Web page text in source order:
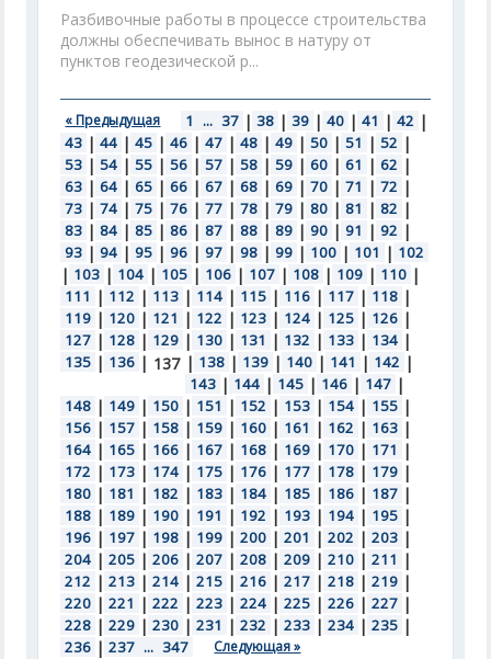
Разбивочные работы в процессе строительства
должны обеспечивать вынос в натуру от
пунктов геодезической р...
« Предыдущая 1 ... 37 | 38 | 39 | 40 | 41 | 42 |
43 | 44 | 45 | 46 | 47 | 48 | 49 | 50 | 51 | 52 |
53 | 54 | 55 | 56 | 57 | 58 | 59 | 60 | 61 | 62 |
63 | 64 | 65 | 66 | 67 | 68 | 69 | 70 | 71 | 72 |
73 | 74 | 75 | 76 | 77 | 78 | 79 | 80 | 81 | 82 |
83 | 84 | 85 | 86 | 87 | 88 | 89 | 90 | 91 | 92 |
93 | 94 | 95 | 96 | 97 | 98 | 99 | 100 | 101 | 102
| 103 | 104 | 105 | 106 | 107 | 108 | 109 | 110 |
111 | 112 | 113 | 114 | 115 | 116 | 117 | 118 |
119 | 120 | 121 | 122 | 123 | 124 | 125 | 126 |
127 | 128 | 129 | 130 | 131 | 132 | 133 | 134 |
135 | 136 | 137 | 138 | 139 | 140 | 141 | 142 |
143 | 144 | 145 | 146 | 147 |
148 | 149 | 150 | 151 | 152 | 153 | 154 | 155 |
156 | 157 | 158 | 159 | 160 | 161 | 162 | 163 |
164 | 165 | 166 | 167 | 168 | 169 | 170 | 171 |
172 | 173 | 174 | 175 | 176 | 177 | 178 | 179 |
180 | 181 | 182 | 183 | 184 | 185 | 186 | 187 |
188 | 189 | 190 | 191 | 192 | 193 | 194 | 195 |
196 | 197 | 198 | 199 | 200 | 201 | 202 | 203 |
204 | 205 | 206 | 207 | 208 | 209 | 210 | 211 |
212 | 213 | 214 | 215 | 216 | 217 | 218 | 219 |
220 | 221 | 222 | 223 | 224 | 225 | 226 | 227 |
228 | 229 | 230 | 231 | 232 | 233 | 234 | 235 |
236 | 237 ... 347 Следующая »